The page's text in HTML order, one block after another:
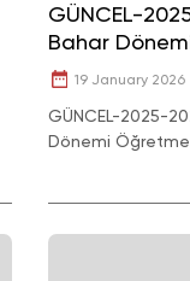
GÜNCEL-
Bahar
Staj Okulları
19 January 2026
GÜNCEL-2025-
Dönemi